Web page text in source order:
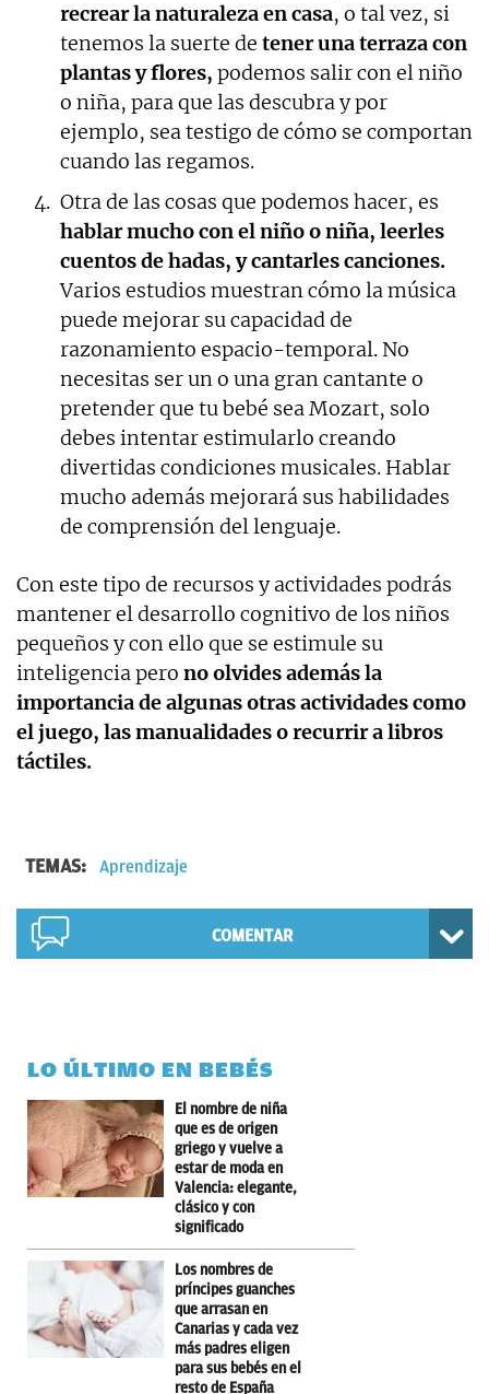
recrear la naturaleza en casa, o tal vez, si
tenemos la suerte de tener una terraza con
plantas y flores, podemos salir con el niño
o niña, para que las descubra y por
ejemplo, sea testigo de cómo se comportan
cuando las regamos.
Otra de las cosas que podemos hacer, es
hablar mucho con el niño o niña, leerles
cuentos de hadas, y cantarles canciones.
Varios estudios muestran cómo la música
puede mejorar su capacidad de
razonamiento espacio-temporal. No
necesitas ser un o una gran cantante o
pretender que tu bebé sea Mozart, solo
debes intentar estimularlo creando
divertidas condiciones musicales. Hablar
mucho además mejorará sus habilidades
de comprensión del lenguaje.
Con este tipo de recursos y actividades podrás
mantener el desarrollo cognitivo de los niños
pequeños y con ello que se estimule su
inteligencia pero no olvides además la
importancia de algunas otras actividades como
el juego, las manualidades o recurrir a libros
táctiles.
TEMAS: Aprendizaje
COMENTAR
LO ÚLTIMO EN BEBÉS
El nombre de niña
que es de origen
griego y vuelve a
estar de moda en
Valencia: elegante,
clásico y con
significado
Los nombres de
príncipes guanches
que arrasan en
Canarias y cada vez
más padres eligen
para sus bebés en el
resto de España